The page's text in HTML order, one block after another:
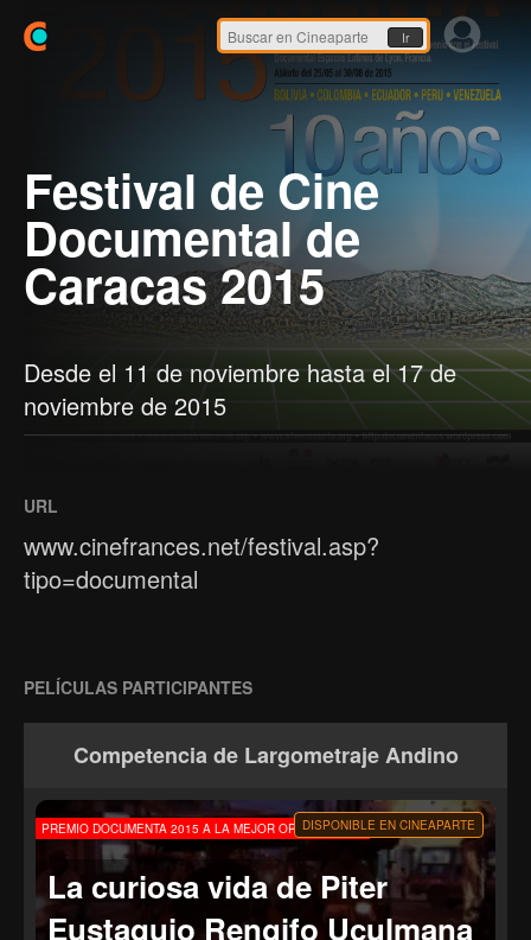
Ir
Festival de Cine
Documental de
Caracas 2015
Desde el 11 de noviembre hasta el 17 de
noviembre de 2015
URL
www.cinefrances.net/festival.asp?
tipo=documental
PELÍCULAS PARTICIPANTES
Competencia de Largometraje Andino
PREMIO DOCUMENTA 2015 A LA MEJOR OPERA PRIMADISPONIBLE EN CINEAPARTE
La curiosa vida de Piter
Eustaquio Rengifo Uculmana